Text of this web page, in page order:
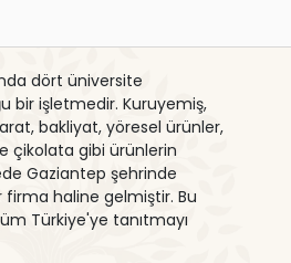
dört üniversite
bir işletmedir. Kuruyemiş,
bakliyat, yöresel ürünler,
çikolata gibi ürünlerin
Gaziantep şehrinde
firma haline gelmiştir. Bu
Türkiye'ye tanıtmayı